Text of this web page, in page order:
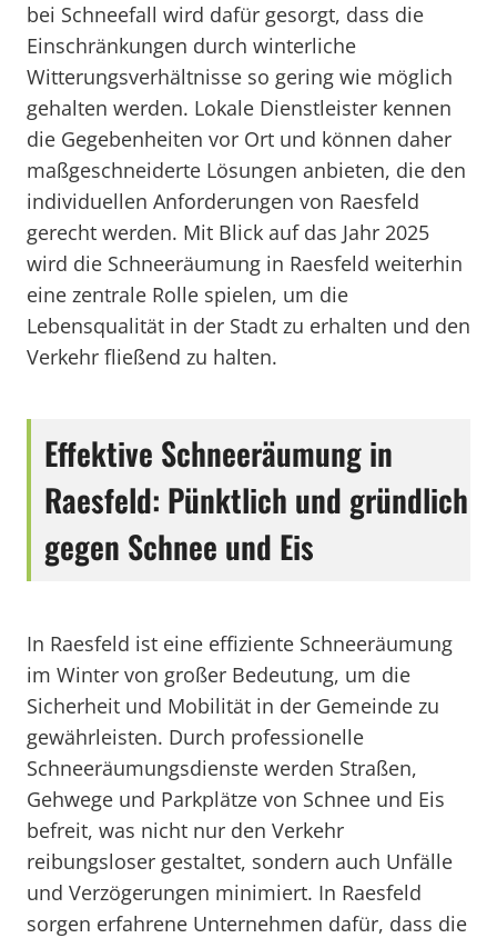
bei Schneefall wird dafür gesorgt, dass die
Einschränkungen durch winterliche
Witterungsverhältnisse so gering wie möglich
gehalten werden. Lokale Dienstleister kennen
die Gegebenheiten vor Ort und können daher
maßgeschneiderte Lösungen anbieten, die den
individuellen Anforderungen von Raesfeld
gerecht werden. Mit Blick auf das Jahr 2025
wird die Schneeräumung in Raesfeld weiterhin
eine zentrale Rolle spielen, um die
Lebensqualität in der Stadt zu erhalten und den
Verkehr fließend zu halten.
Effektive Schneeräumung in
Raesfeld: Pünktlich und gründlich
gegen Schnee und Eis
In Raesfeld ist eine effiziente Schneeräumung
im Winter von großer Bedeutung, um die
Sicherheit und Mobilität in der Gemeinde zu
gewährleisten. Durch professionelle
Schneeräumungsdienste werden Straßen,
Gehwege und Parkplätze von Schnee und Eis
befreit, was nicht nur den Verkehr
reibungsloser gestaltet, sondern auch Unfälle
und Verzögerungen minimiert. In Raesfeld
sorgen erfahrene Unternehmen dafür, dass die